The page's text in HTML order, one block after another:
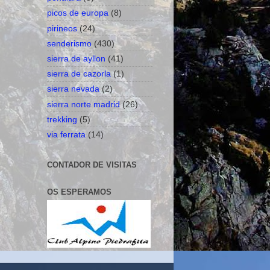
picos de europa (8)
pirineos (24)
senderismo (430)
sierra de ayllon (41)
sierra de cazorla (1)
sierra nevada (2)
sierra norte madrid (26)
trekking (5)
via ferrata (14)
CONTADOR DE VISITAS
OS ESPERAMOS